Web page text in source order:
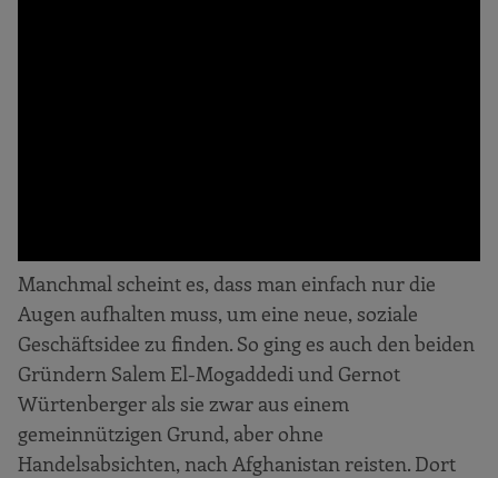
Manchmal scheint es, dass man einfach nur die
Augen aufhalten muss, um eine neue, soziale
Geschäftsidee zu finden. So ging es auch den beiden
Gründern Salem El-Mogaddedi und Gernot
Würtenberger als sie zwar aus einem
gemeinnützigen Grund, aber ohne
Handelsabsichten, nach Afghanistan reisten. Dort